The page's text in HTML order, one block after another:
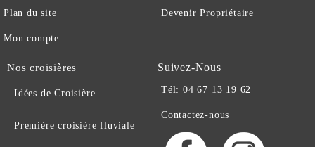
Plan du site
Mon compte
Devenir Propriétaire
Nos croisières
Idées de Croisière
Première croisière fluviale
Suivez-Nous
Tél: 04 67 13 19 62
Contactez-nous